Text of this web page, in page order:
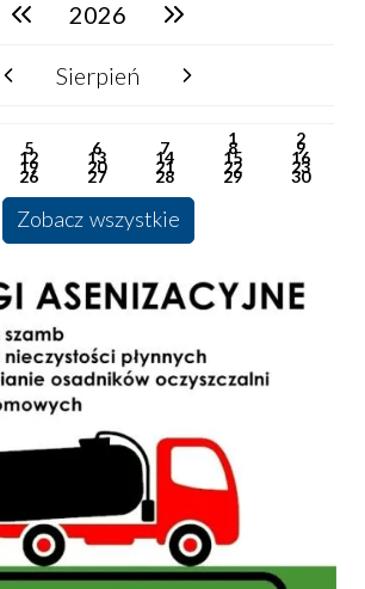
poprzedni rok2026 następny rok
poprzedni miesiącSierpień następny miesiąc
1 2
5 6 7 8 9
12 13 14 15 16
19 20 21 22 23
26 27 28 29 30
Zobacz wszystkie